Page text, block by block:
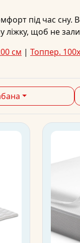
під час сну.
щоб не
см | Топпер.